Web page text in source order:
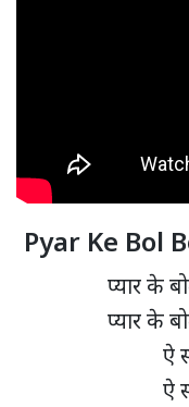
Pyar Ke Bol
प्यार के
प्यार के
ऐ
ऐ